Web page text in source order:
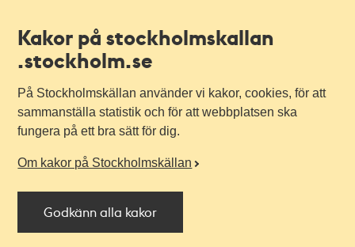
Kakor på stockholmskallan
.stockholm.se
På Stockholmskällan använder vi kakor, cookies, för att
sammanställa statistik och för att webbplatsen ska
fungera på ett bra sätt för dig.
Om kakor på Stockholmskällan
Godkänn alla kakor